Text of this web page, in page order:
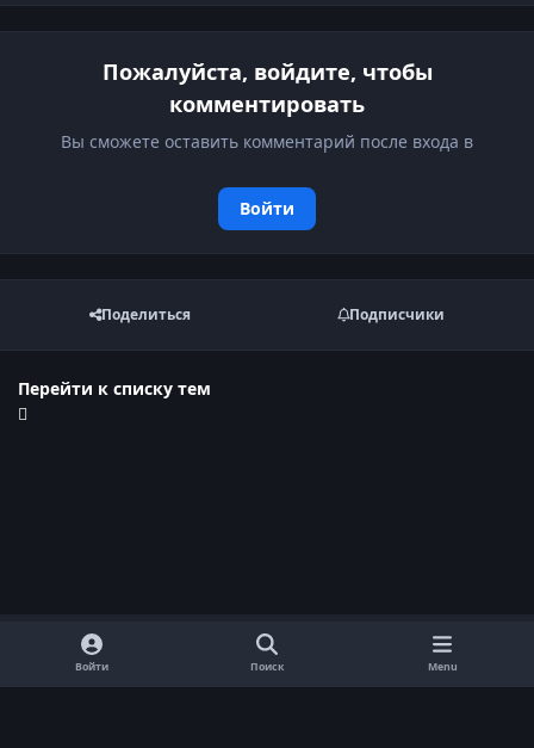
Пожалуйста, войдите, чтобы
комментировать
Вы сможете оставить комментарий после входа в
Войти
Поделиться Подписчики
Перейти к списку тем
Обратная связь Cookie-файлы
Договор оферты
Войти Поиск Menu